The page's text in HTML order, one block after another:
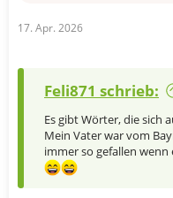
17. Apr. 2026
Feli871 schrieb:
Es gibt Wörter, die sich
Mein Vater war vom
immer so gefallen